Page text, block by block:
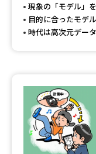
現象の「モデル」
目的に合ったモデ
時代は高次元デー